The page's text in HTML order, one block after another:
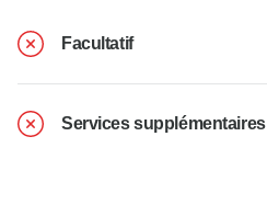
Facultatif
Services supplémentaires